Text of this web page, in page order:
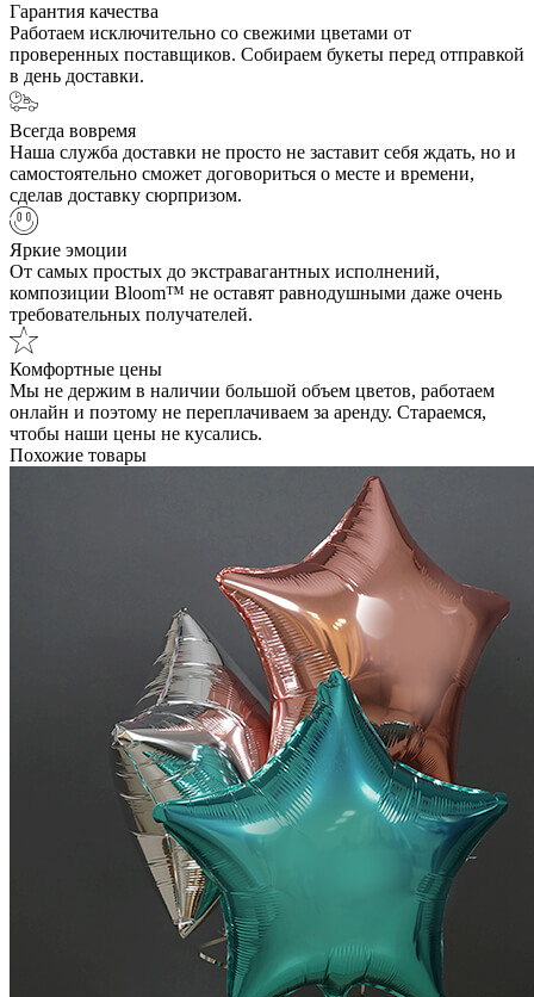
Гарантия качества
Работаем исключительно со свежими цветами от
проверенных поставщиков. Собираем букеты перед отправкой
в день доставки.
Всегда вовремя
Наша служба доставки не просто не заставит себя ждать, но и
самостоятельно сможет договориться о месте и времени,
сделав доставку сюрпризом.
Яркие эмоции
От самых простых до экстравагантных исполнений,
композиции Bloom™ не оставят равнодушными даже очень
требовательных получателей.
Комфортные цены
Мы не держим в наличии большой объем цветов, работаем
онлайн и поэтому не переплачиваем за аренду. Стараемся,
чтобы наши цены не кусались.
Похожие товары